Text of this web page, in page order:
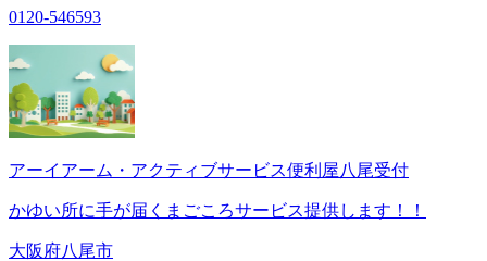
0120-546593
アーイアーム・アクティブサービス便利屋八尾受付
かゆい所に手が届くまごころサービス提供します！！
大阪府八尾市